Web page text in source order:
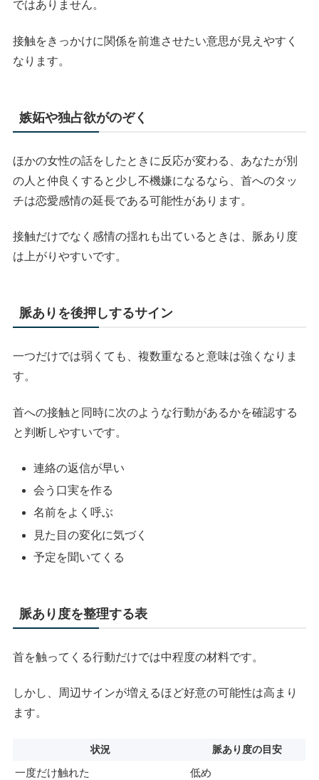
ではありません。
接触をきっかけに関係を前進させたい意思が見えやすく
なります。
嫉妬や独占欲がのぞく
ほかの女性の話をしたときに反応が変わる、あなたが別
の人と仲良くすると少し不機嫌になるなら、首へのタッ
チは恋愛感情の延長である可能性があります。
接触だけでなく感情の揺れも出ているときは、脈あり度
は上がりやすいです。
脈ありを後押しするサイン
一つだけでは弱くても、複数重なると意味は強くなりま
す。
首への接触と同時に次のような行動があるかを確認する
と判断しやすいです。
連絡の返信が早い
会う口実を作る
名前をよく呼ぶ
見た目の変化に気づく
予定を聞いてくる
脈あり度を整理する表
首を触ってくる行動だけでは中程度の材料です。
しかし、周辺サインが増えるほど好意の可能性は高まり
ます。
状況 脈あり度の目安
一度だけ触れた
低め